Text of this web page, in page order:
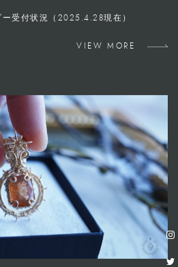
受付状況（2025.4.28現在）
VIEW MORE